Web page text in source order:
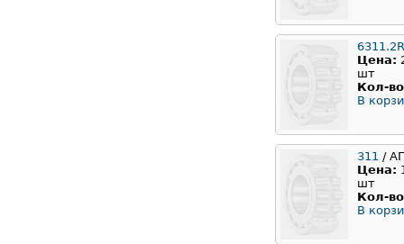
Цена:
шт
Кол-
В
311 /
Цена:
шт
Кол-
В